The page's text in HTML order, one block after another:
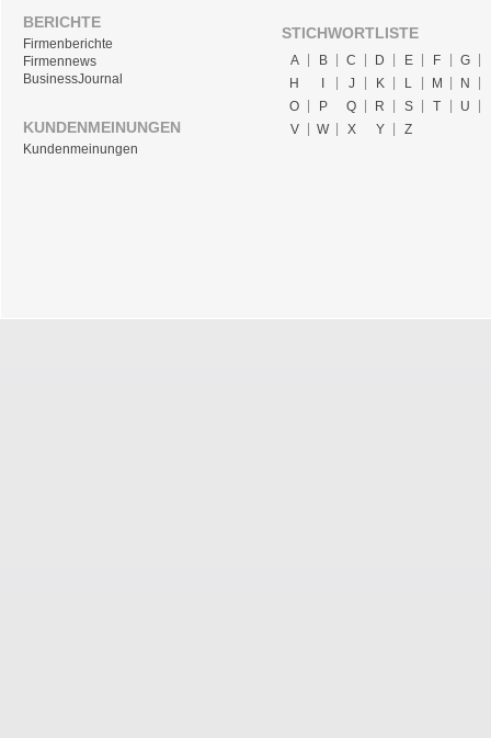
BERICHTE
Firmenberichte
Firmennews
BusinessJournal
KUNDENMEINUNGEN
Kundenmeinungen
STICHWORTLISTE
A B C D E F
G
H
J K L M
N
O
P Q R S T
U
V
W X Y Z